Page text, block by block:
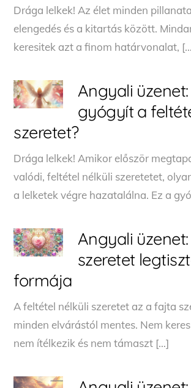
Drága lelkek! Az élet minden
elengedés és a kitartás között.
keresitek azt a finom határvonalat,
Angyali
gyógyít a
szeretet?
Drága lelkek! Amikor először
valódi, feltétel nélküli szeretetet,
a lelketek végre hazatalálna. Ez a
Angyali
szeretet
formája
A feltétel nélküli szeretet az a fajta
minden elvárástól mentes. Nem
nem ítélkezik és nem támaszt […]